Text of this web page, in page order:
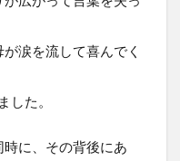
涙を流して喜んでく
た。
に、その背後にあ